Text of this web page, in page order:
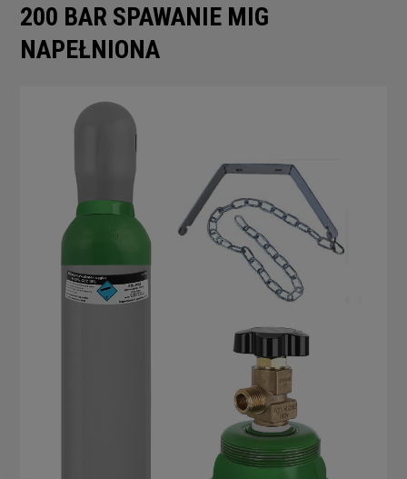
200 BAR SPAWANIE MIG
NAPEŁNIONA